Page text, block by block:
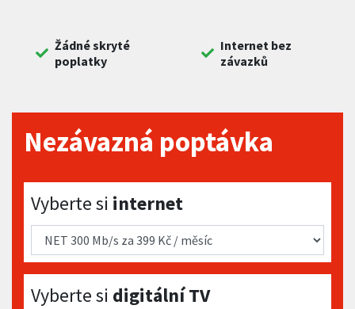
Žádné skryté
poplatky
Internet bez
závazků
Nezávazná poptávka
Vyberte si internet
Vyberte si internet
Vyberte si digitální TV
Vyberte si digitální TV